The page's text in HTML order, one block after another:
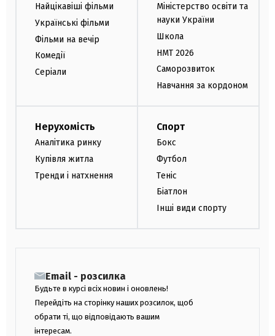
Найцікавіші фільми
Українські фільми
Фільми на вечір
Комедії
Серіали
Міністерство освіти та
науки України
Школа
НМТ 2026
Саморозвиток
Навчання за кордоном
Нерухомість
Аналітика ринку
Купівля житла
Тренди і натхнення
Спорт
Бокс
Футбол
Теніс
Біатлон
Інші види спорту
Email - розсилка
Будьте в курсі всіх новин і оновлень!
Перейдіть на сторінку наших розсилок, щоб
обрати ті, що відповідають вашим
інтересам.